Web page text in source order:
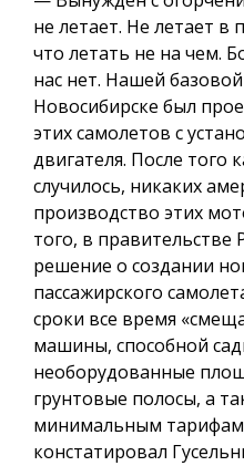
не летает. Не летает
что летать не на чем.
нас нет. Нашей
Новосибирске был
этих самолетов с
двигателя. После того
случилось, никаких
производство этих
того, в правительстве
решение о создании
пассажирского
сроки все время
машины, способной
необорудованные
грунтовые полосы, а
минимальным
констатировал